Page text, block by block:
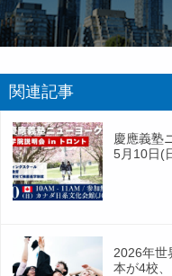
関連記事
慶應義塾
5月10日(
2026年世
本が4校